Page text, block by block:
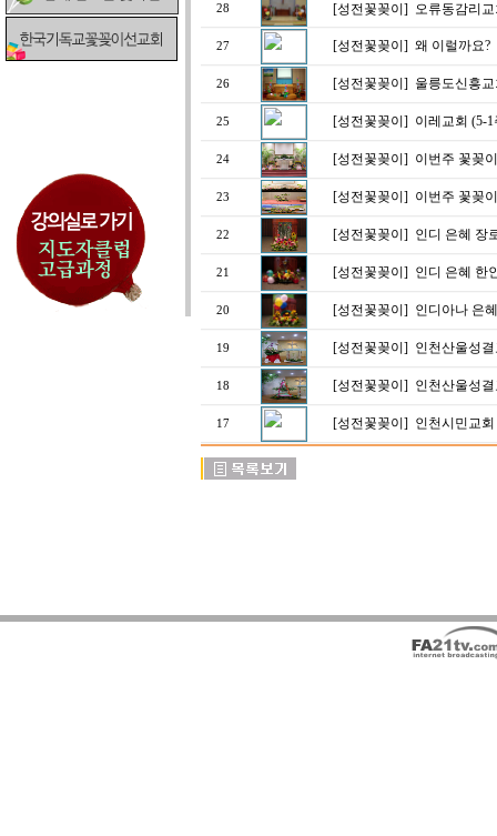
28 [성전꽃꽂이] 오류동감리
27 [성전꽃꽂이] 왜 이럴까요?
26 [성전꽃꽂이] 울릉도신흥
25 [성전꽃꽂이] 이레교회 (5-1
24 [성전꽃꽂이] 이번주 꽃꽂이
23 [성전꽃꽂이] 이번주 꽃꽂이
22 [성전꽃꽂이] 인디 은혜 장
21 [성전꽃꽂이] 인디 은혜 한
20 [성전꽃꽂이] 인디아나 은
19 [성전꽃꽂이] 인천산울성
18 [성전꽃꽂이] 인천산울성
17 [성전꽃꽂이] 인천시민교